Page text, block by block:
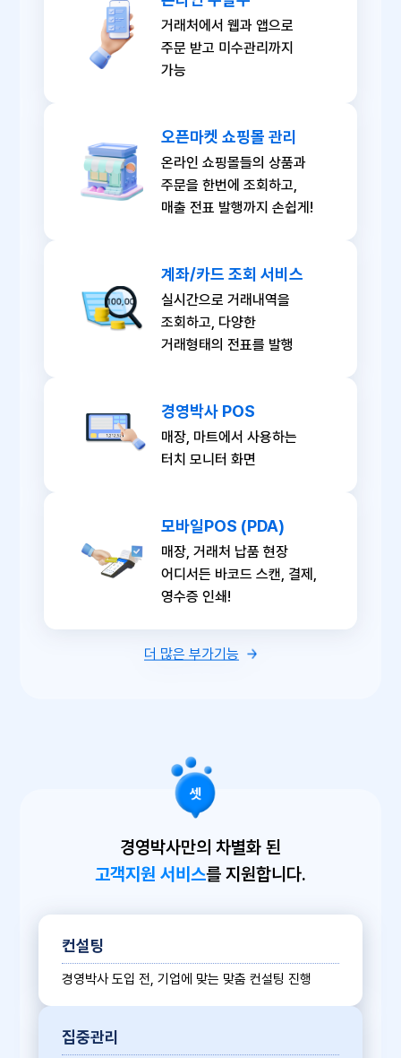
거래처에서 웹과 앱으로
주문 받고 미수관리까지
가능
오픈마켓 쇼핑몰 관리
온라인 쇼핑몰들의 상품과
주문을 한번에 조회하고,
매출 전표 발행까지 손쉽게!
계좌/카드 조회 서비스
실시간으로 거래내역을
조회하고, 다양한
거래형태의 전표를 발행
경영박사 POS
매장, 마트에서 사용하는
터치 모니터 화면
모바일POS (PDA)
매장, 거래처 납품 현장
어디서든 바코드 스캔, 결제,
영수증 인쇄!
더 많은 부가기능
경영박사만의 차별화 된
고객지원 서비스를 지원합니다.
컨설팅
경영박사 도입 전, 기업에 맞는 맞춤 컨설팅 진행
집중관리